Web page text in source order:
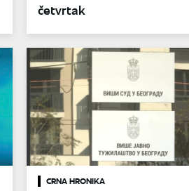
četvrtak
CRNA HRONIKA